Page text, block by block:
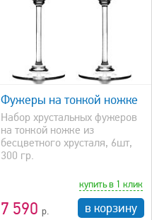
Фужеры на тонкой ножке
Набор хрустальных фужеров
на тонкой ножке из
бесцветного хрусталя, 6шт,
300 гр.
7 590
купить в 1 клик
в корзину